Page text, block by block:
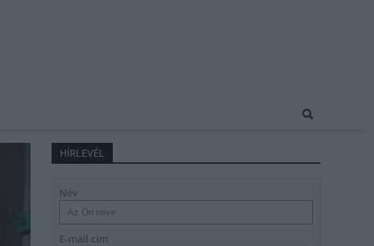
HÍRLEVÉL
Név
E-mail cím